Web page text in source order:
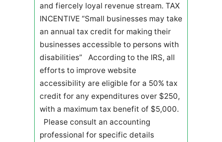
and fiercely loyal revenue stream. TAX
INCENTIVE “Small businesses may take
an annual tax credit for making their
businesses accessible to persons with
disabilities” According to the IRS, all
efforts to improve website
accessibility are eligible for a 50% tax
credit for any expenditures over $250,
with a maximum tax benefit of $5,000.
Please consult an accounting
professional for specific details